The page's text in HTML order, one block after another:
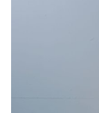
expérience vise à
poursuivre des
encore à
L'endurance est
persévérer dans la
jusqu'à son
le manque de
semestre offre
leurs limites, de
mêmes dans leurs